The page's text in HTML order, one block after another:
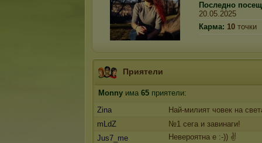
Последно
20.05.2025
Карма: 10 точки
Приятели
Mоnny има 65 приятели:
Zina
Най-милият човек на
mLdZ
№1 сега и завинаги!
Jus7_me
Невероятна е :-)) ✌